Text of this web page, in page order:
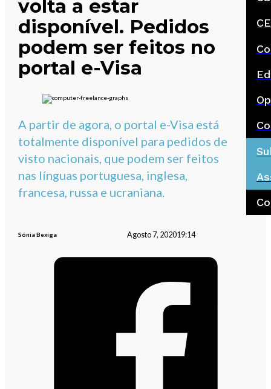
volta a estar
disponível. Pedidos
podem ser feitos no
portal e-Visa
A partir de agora, o portal e-Visa está
totalmente disponível para pedidos de
visto nacionais, que podem ser feitos
nas línguas portuguesa, inglesa,
francesa, russa e ucraniana.
Sónia Bexiga Agosto 7, 202019:14